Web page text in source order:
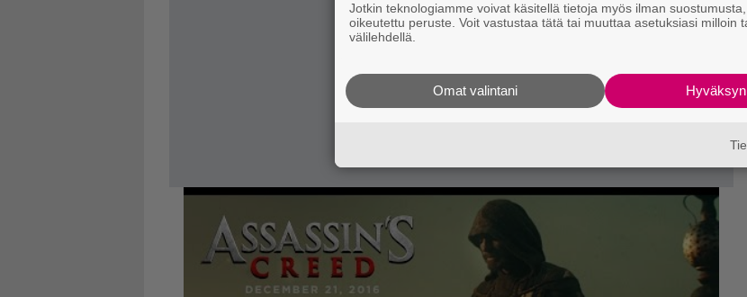
Jotkin teknologiamme voivat käsitellä tietoja myös ilman
oikeutettu peruste. Voit vastustaa tätä tai muuttaa asetuksiasi milloin
välilehdellä.
Omat valintani